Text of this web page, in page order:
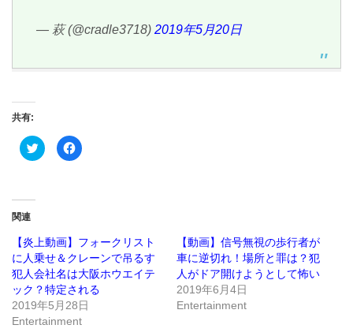
— 萩 (@cradle3718) 2019年5月20日
共有:
ク
リ
(新
し
い
ウ
ィ
ン
ド
ウ
で
開
Facebook
で
ッ
ク
し
て
く
だ
さ
い
(新
し
関連
【炎上動画】フォークリスト
に人乗せ＆クレーンで吊るす
犯人会社名は大阪ホウエイテ
ック？特定される
2019年5月28日
Entertainment
【動画】信号無視の歩行者が
車に逆切れ！場所と罪は？犯
人がドア開けようとして怖い
2019年6月4日
Entertainment